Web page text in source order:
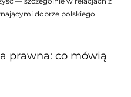
dobrze polskiego
prawna: co mówią